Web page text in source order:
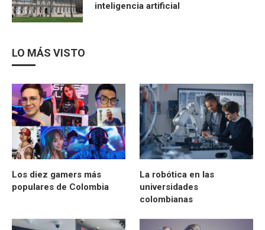
inteligencia artificial
LO MÁS VISTO
Los diez gamers más
populares de Colombia
La robótica en las
universidades
colombianas